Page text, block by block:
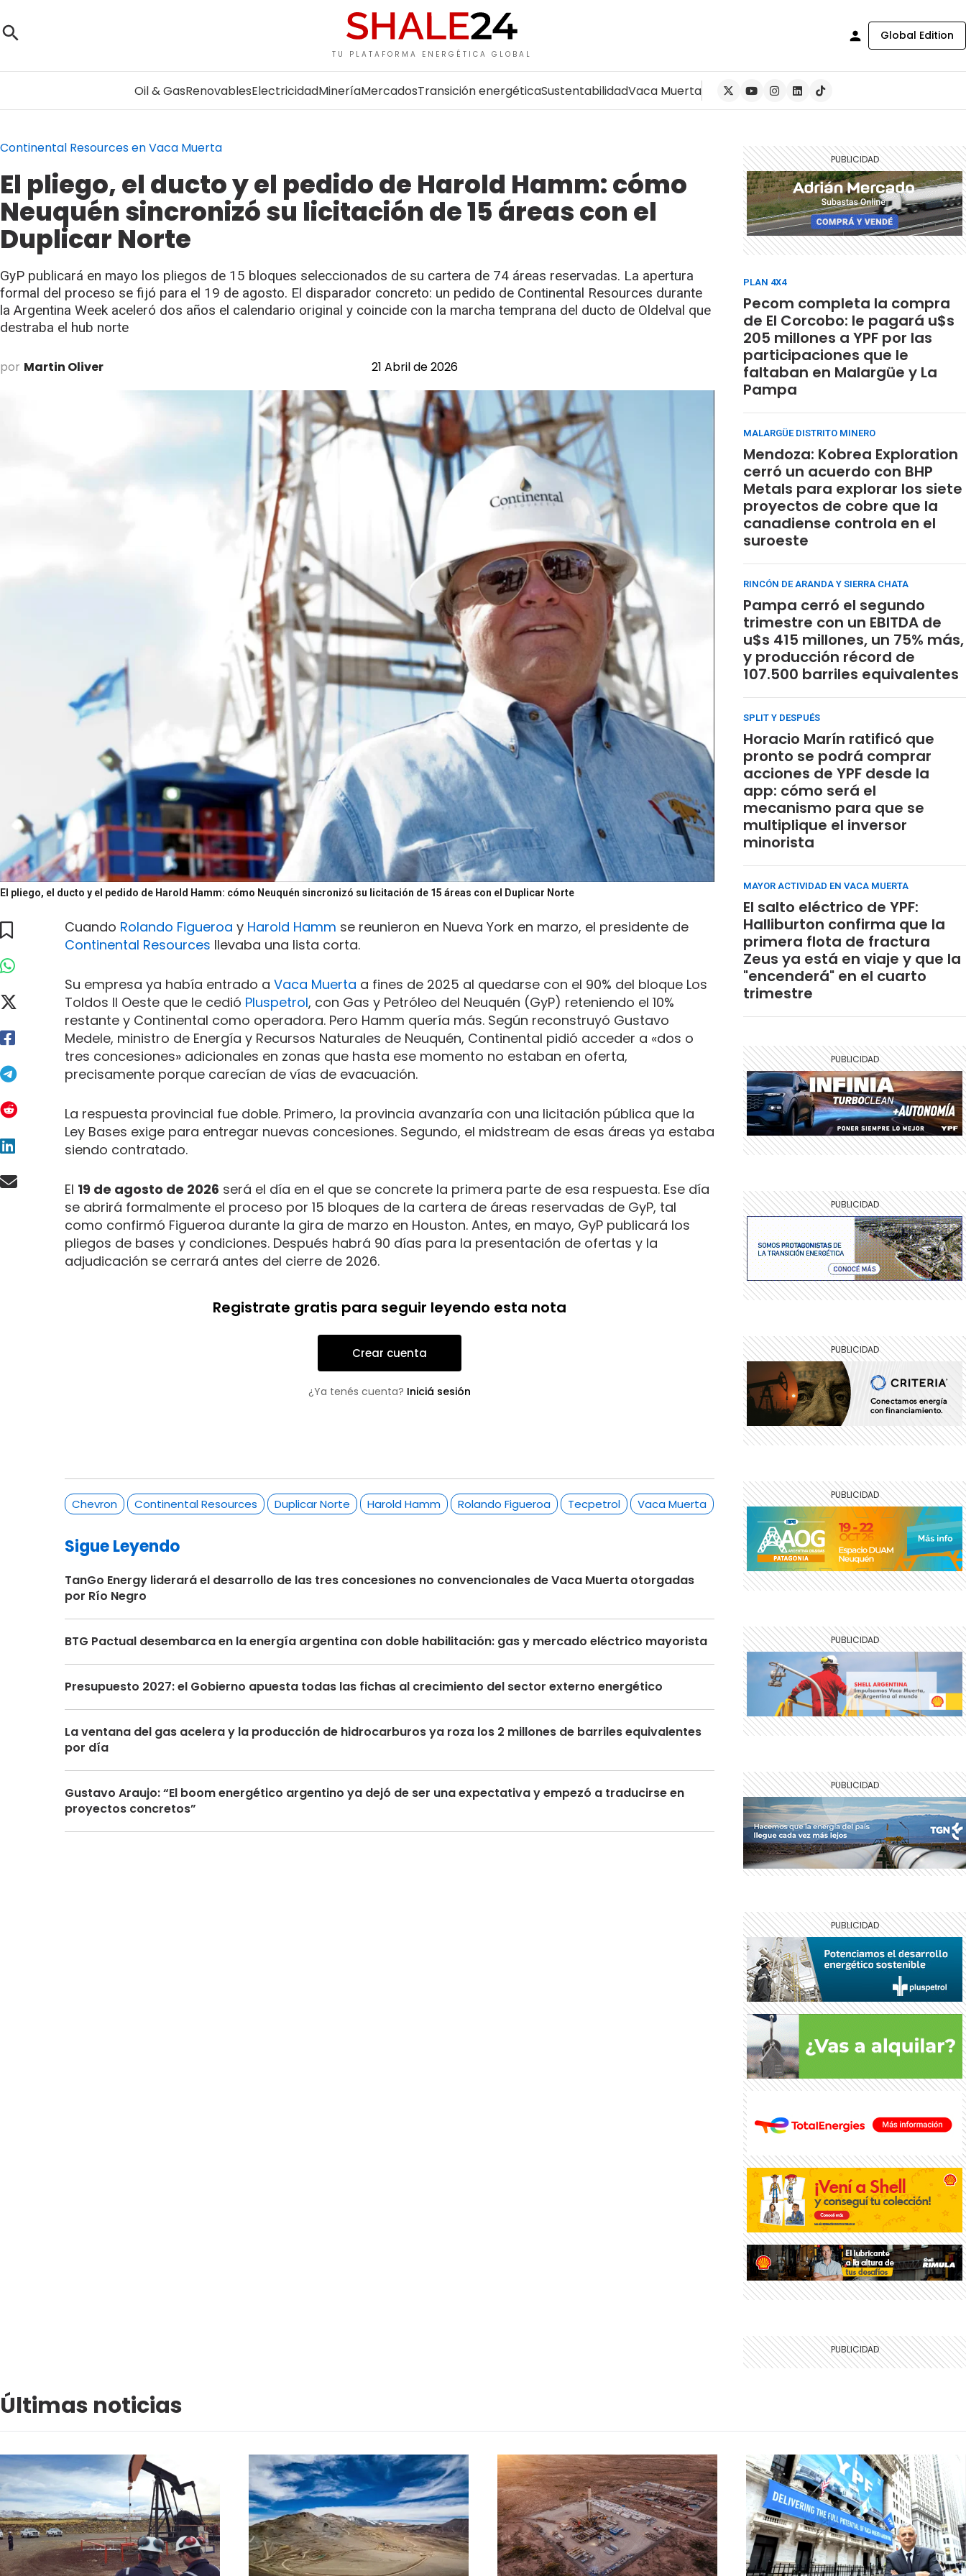
TU PLATAFORMA ENERGÉTICA GLOBAL
Global Edition
Oil & GasRenovablesElectricidadMineríaMercadosTransición energéticaSustentabilidadVaca Muerta
Continental Resources en Vaca Muerta
El pliego, el ducto y el pedido de Harold Hamm: cómo
Neuquén sincronizó su licitación de 15 áreas con el
Duplicar Norte
GyP publicará en mayo los pliegos de 15 bloques seleccionados de su cartera de 74 áreas reservadas. La apertura
formal del proceso se fijó para el 19 de agosto. El disparador concreto: un pedido de Continental Resources durante
la Argentina Week aceleró dos años el calendario original y coincide con la marcha temprana del ducto de Oldelval que
destraba el hub norte
por Martin Oliver 21 Abril de 2026
El pliego, el ducto y el pedido de Harold Hamm: cómo Neuquén sincronizó su licitación de 15 áreas con el Duplicar Norte
Cuando Rolando Figueroa y Harold Hamm se reunieron en Nueva York en marzo, el presidente de
Continental Resources llevaba una lista corta.
Su empresa ya había entrado a Vaca Muerta a fines de 2025 al quedarse con el 90% del bloque Los
Toldos II Oeste que le cedió Pluspetrol, con Gas y Petróleo del Neuquén (GyP) reteniendo el 10%
restante y Continental como operadora. Pero Hamm quería más. Según reconstruyó Gustavo
Medele, ministro de Energía y Recursos Naturales de Neuquén, Continental pidió acceder a «dos o
tres concesiones» adicionales en zonas que hasta ese momento no estaban en oferta,
precisamente porque carecían de vías de evacuación.
La respuesta provincial fue doble. Primero, la provincia avanzaría con una licitación pública que la
Ley Bases exige para entregar nuevas concesiones. Segundo, el midstream de esas áreas ya estaba
siendo contratado.
El 19 de agosto de 2026 será el día en el que se concrete la primera parte de esa respuesta. Ese día
se abrirá formalmente el proceso por 15 bloques de la cartera de áreas reservadas de GyP, tal
como confirmó Figueroa durante la gira de marzo en Houston. Antes, en mayo, GyP publicará los
pliegos de bases y condiciones. Después habrá 90 días para la presentación de ofertas y la
adjudicación se cerrará antes del cierre de 2026.
Registrate gratis para seguir leyendo esta nota
Crear cuenta
¿Ya tenés cuenta? Iniciá sesión
Chevron Continental Resources Duplicar Norte Harold Hamm Rolando Figueroa Tecpetrol Vaca Muerta
Sigue Leyendo
TanGo Energy liderará el desarrollo de las tres concesiones no convencionales de Vaca Muerta otorgadas
por Río Negro
BTG Pactual desembarca en la energía argentina con doble habilitación: gas y mercado eléctrico mayorista
Presupuesto 2027: el Gobierno apuesta todas las fichas al crecimiento del sector externo energético
La ventana del gas acelera y la producción de hidrocarburos ya roza los 2 millones de barriles equivalentes
por día
Gustavo Araujo: “El boom energético argentino ya dejó de ser una expectativa y empezó a traducirse en
proyectos concretos”
PLAN 4X4
Pecom completa la compra
de El Corcobo: le pagará u$s
205 millones a YPF por las
participaciones que le
faltaban en Malargüe y La
Pampa
MALARGÜE DISTRITO MINERO
Mendoza: Kobrea Exploration
cerró un acuerdo con BHP
Metals para explorar los siete
proyectos de cobre que la
canadiense controla en el
suroeste
RINCÓN DE ARANDA Y SIERRA CHATA
Pampa cerró el segundo
trimestre con un EBITDA de
u$s 415 millones, un 75% más,
y producción récord de
107.500 barriles equivalentes
SPLIT Y DESPUÉS
Horacio Marín ratificó que
pronto se podrá comprar
acciones de YPF desde la
app: cómo será el
mecanismo para que se
multiplique el inversor
minorista
MAYOR ACTIVIDAD EN VACA MUERTA
El salto eléctrico de YPF:
Halliburton confirma que la
primera flota de fractura
Zeus ya está en viaje y que la
"encenderá" en el cuarto
trimestre
Últimas noticias